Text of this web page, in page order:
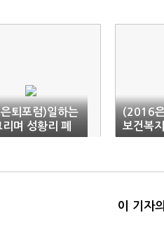
퇴포럼)일하는
며 성황리 폐
(2016
보건복
화 시대
이 기자